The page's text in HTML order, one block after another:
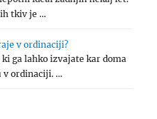
tkiv je …
v ordinaciji?
ga lahko izvajate kar doma
v ordinaciji. …